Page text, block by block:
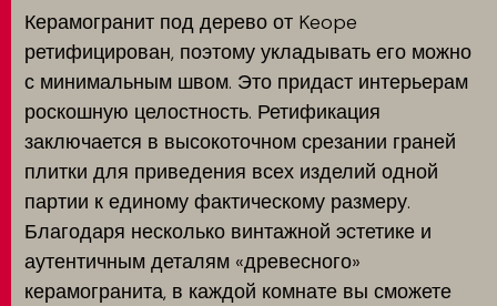
Керамогранит под дерево от Keope
ретифицирован, поэтому укладывать его можно
с минимальным швом. Это придаст интерьерам
роскошную целостность. Ретификация
заключается в высокоточном срезании граней
плитки для приведения всех изделий одной
партии к единому фактическому размеру.
Благодаря несколько винтажной эстетике и
аутентичным деталям «древесного»
керамогранита, в каждой комнате вы сможете